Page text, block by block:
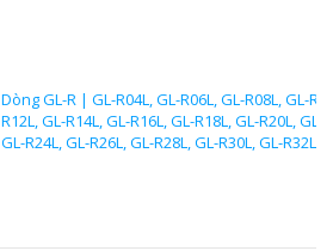
Dòng GL-R | GL-R04L, GL-R06L, GL-R08L, GL-
R12L, GL-R14L, GL-R16L, GL-R18L, GL-R20L, GL-
GL-R24L, GL-R26L, GL-R28L, GL-R30L, GL-R32L